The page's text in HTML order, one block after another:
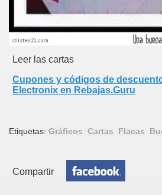
Leer las cartas
Cupones y códigos de
Electronix en Rebajas.Guru
Etiquetas: Gráficos Cartas Flacas
Compartir